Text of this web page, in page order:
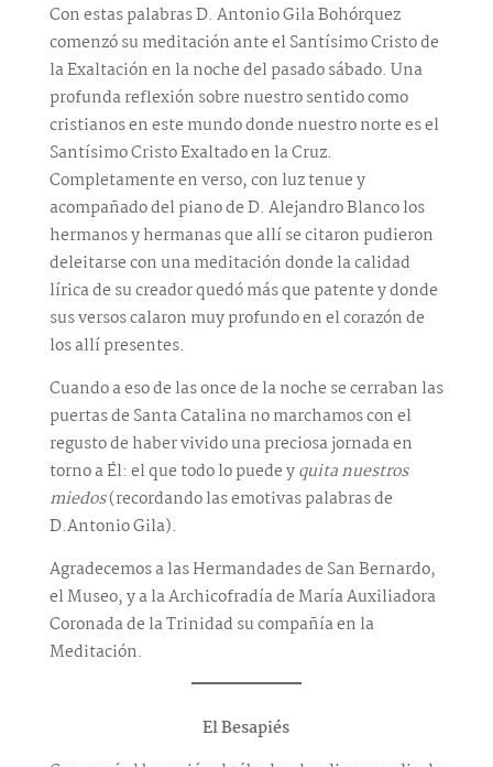
Con estas palabras D. Antonio Gila Bohórquez
comenzó su meditación ante el Santísimo Cristo de
la Exaltación en la noche del pasado sábado. Una
profunda reflexión sobre nuestro sentido como
cristianos en este mundo donde nuestro norte es el
Santísimo Cristo Exaltado en la Cruz.
Completamente en verso, con luz tenue y
acompañado del piano de D. Alejandro Blanco los
hermanos y hermanas que allí se citaron pudieron
deleitarse con una meditación donde la calidad
lírica de su creador quedó más que patente y donde
sus versos calaron muy profundo en el corazón de
los allí presentes.
Cuando a eso de las once de la noche se cerraban las
puertas de Santa Catalina no marchamos con el
regusto de haber vivido una preciosa jornada en
torno a Él: el que todo lo puede yquita nuestros
miedos(recordando las emotivas palabras de
D.Antonio Gila).
Agradecemos a las Hermandades de San Bernardo,
el Museo, y a la Archicofradía de María Auxiliadora
Coronada de la Trinidad su compañía en la
Meditación.
El Besapiés